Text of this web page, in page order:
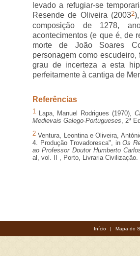
levado a refugiar-se
Resende de Oliveira (20032
composição de 1278,
acontecimentos (e que é, de
morte de João Soares
personagem como
grau de incerteza a esta
perfeitamente à cantiga de
Referências
1 Lapa, Manuel Rodrigues (1970),
Medievais Galego-Portugueses, 2ª
2 Ventura, Leontina e Oliveira,
4. Produção Trovadoresca", inOs
ao Professor Doutor Humberto
al, vol. II , Porto, Livraria Civilização.
Início | Mapa do